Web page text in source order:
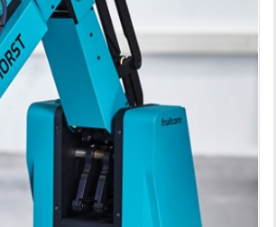
TAYSAD, otomotiv tedarik sanayisinin gelecek
stratejilerini ele aldı